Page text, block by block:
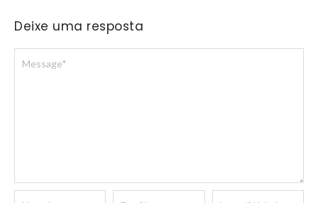
Deixe uma resposta